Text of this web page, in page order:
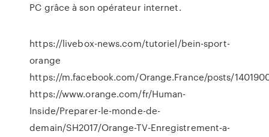
PC grâce à son opérateur internet.
https://livebox-news.com/tutoriel/bein-sport-
orange
https://m.facebook.com/Orange.France/posts/
https://www.orange.com/fr/Human-
Inside/Preparer-le-monde-de-
demain/SH2017/Orange-TV-Enregistrement-a-